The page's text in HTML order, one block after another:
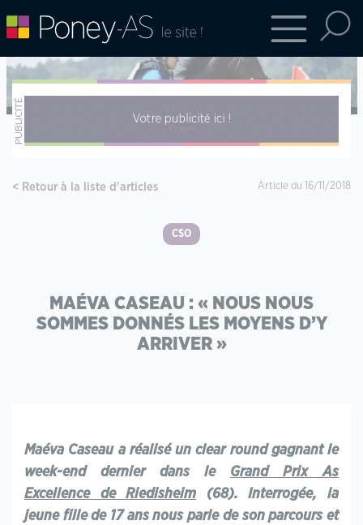
Retour à la liste d'articles Article du 16/11/2018
CSO
MAÉVA CASEAU : « NOUS NOUS
SOMMES DONNÉS LES MOYENS D’Y
ARRIVER »
Maéva Caseau a réalisé un clear round gagnant le
week-end dernier dans le Grand Prix As
Excellence de Riedisheim (68). Interrogée, la
jeune fille de 17 ans nous parle de son parcours et